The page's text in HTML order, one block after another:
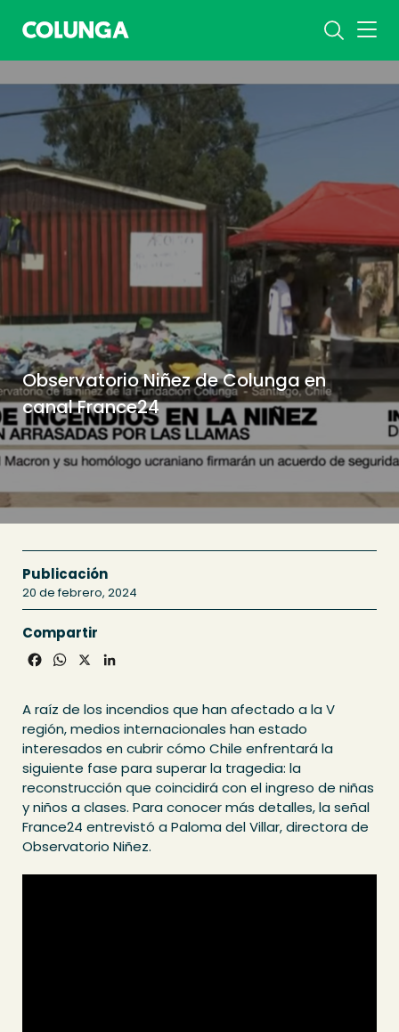
Observatorio Niñez de Colunga en
canal France24
Publicación
20 de febrero, 2024
Compartir
Facebook
WhatsApp
A raíz de los incendios que han afectado a la V
región, medios internacionales han estado
interesados en cubrir cómo Chile enfrentará la
siguiente fase para superar la tragedia: la
reconstrucción que coincidirá con el ingreso de niñas
y niños a clases. Para conocer más detalles, la señal
France24 entrevistó a Paloma del Villar, directora de
Observatorio Niñez.